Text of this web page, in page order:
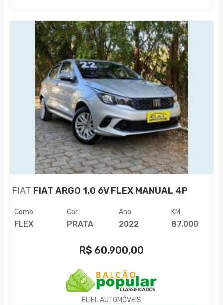
FIAT FIAT ARGO 1.0 6V FLEX MANUAL 4P
Comb.
FLEX
Cor
PRATA
Ano
2022
KM
87.000
R$ 60.900,00
ELIEL AUTOMÓVEIS